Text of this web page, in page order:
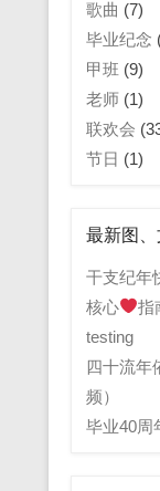
歌曲 (7)
毕业纪念
甲班 (9)
老师(1)
联欢会
节日 (1)
最新图、
干支纪年
核心
指
testing
四十流年
频）
毕业40周